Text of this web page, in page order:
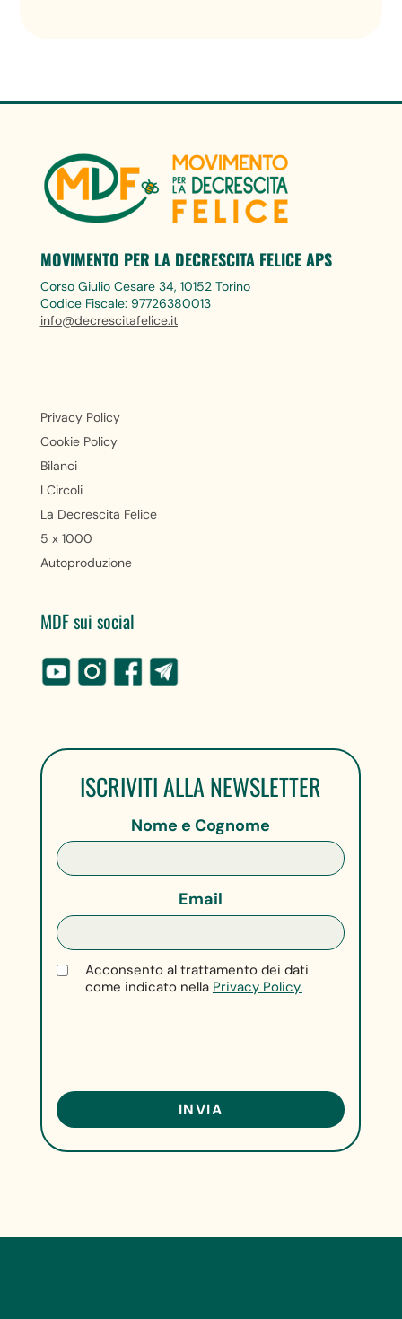
MOVIMENTO PER LA DECRESCITA FELICE APS
Corso Giulio Cesare 34, 10152 Torino
Codice Fiscale: 97726380013
info@decrescitafelice.it
Privacy Policy
Cookie Policy
Bilanci
I Circoli
La Decrescita Felice
5 x 1000
Autoproduzione
MDF sui social
ISCRIVITI ALLA NEWSLETTER
Nome e Cognome
Email
Acconsento al trattamento dei dati
come indicato nella Privacy Policy.